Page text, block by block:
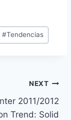
#Tendencias
NEXT
2011/2012
Trend: Solid